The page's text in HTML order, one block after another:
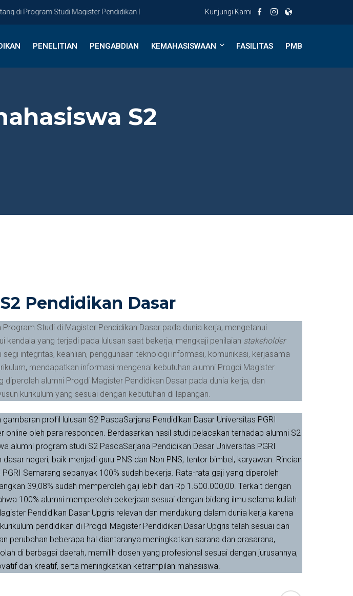
Program Studi Magister Pendidikan Dasar Universitas PGRI Semarang
Kunjungi Kami
PENELITIAN PENGABDIAN KEMAHASISWAAN FASILITAS PMB
S2
Pendidikan Dasar
Studi di Magister Pendidikan Dasar pada dunia kerja, mengetahui
kendala yang terjadi pada lulusan saat bekerja, mengkaji penilaian stakeholder
integritas, keahlian, penggunaan teknologi informasi, komunikasi, kerjasama
, mendapatkan informasi mengenai kebutuhan alumni Progdi Magister
alumni Progdi Magister Pendidikan Dasar pada dunia kerja, dan
kurikulum yang sesuai dengan kebutuhan di lapangan.
profil lulusan S2 PascaSarjana Pendidikan Dasar Universitas PGRI
oleh para responden. Berdasarkan hasil studi pelacakan terhadap alumni S2
alumni program studi S2 PascaSarjana Pendidikan Dasar Universitas PGRI
negeri, baik menjadi guru PNS dan Non PNS, tentor bimbel, karyawan. Rincian
Semarang sebanyak 100% sudah bekerja. Rata-rata gaji yang diperoleh
39,08% sudah memperoleh gaji lebih dari Rp 1.500.000,00. Terkait dengan
100% alumni memperoleh pekerjaan sesuai dengan bidang ilmu selama kuliah.
Pendidikan Dasar Upgris relevan dan mendukung dalam dunia kerja karena
pendidikan di Progdi Magister Pendidikan Dasar Upgris telah sesuai dan
perubahan beberapa hal diantaranya meningkatkan sarana dan prasarana,
di berbagai daerah, memilih dosen yang profesional sesuai dengan jurusannya,
dan kreatif, serta meningkatkan ketrampilan mahasiswa.